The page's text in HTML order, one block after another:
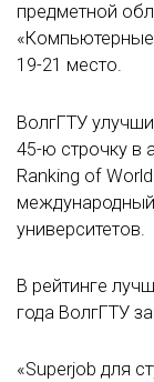
предметной
19-21 место.
ВолгГТУ
45-ю строчку в
Ranking of
университетов.
В рейтинге
года ВолгГТУ
«Superjob для